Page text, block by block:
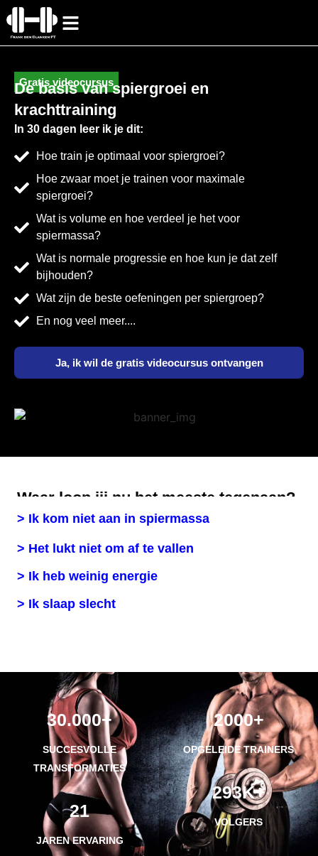
Gratis videocursus
De basis van spiergroei en
krachttraining
In 30 dagen leer ik je dit:
Hoe train je optimaal voor spiergroei?
Hoe zwaar moet je trainen voor maximale
spiergroei?
Wat is volume en hoe verdeel je het voor
spiermassa?
Wat is normale progressie en hoe kun je dat zelf
bijhouden?
Wat zijn de beste oefeningen per spiergroep?
En nog veel meer....
Ja, ik wil de gratis videocursus ontvangen
Waar loop jij nu het meeste tegenaan?
> Ik kom niet aan in spiermassa
> Het lukt niet om af te vallen
> Ik heb weinig energie
> Ik slaap slecht
30.000+
SUCCESVOLLE
TRANSFORMATIES
21
JAREN ERVARING
2000+
OPGELEIDE TRAINERS
293K+
VOLGERS